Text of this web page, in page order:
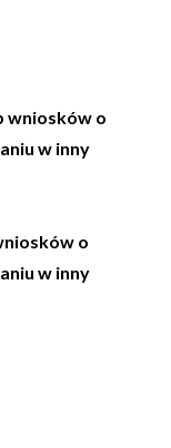
wniosków o
w inny
o
w inny